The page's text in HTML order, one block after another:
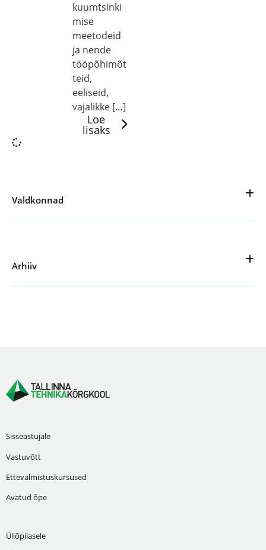
kuumtsinki
mise
meetodeid
ja nende
tööpõhimõt
teid,
eeliseid,
vajalikke […]
Loe
lisaks
Valdkonnad
Arhiiv
Sisseastujale
Vastuvõtt
Ettevalmistuskursused
Avatud õpe
Üliõpilasele